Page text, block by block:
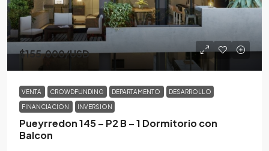
$155,000/USD
VENTA CROWDFUNDING DEPARTAMENTO DESARROLLO
FINANCIACION INVERSION
Pueyrredon 145 – P2 B – 1 Dormitorio con
Balcon